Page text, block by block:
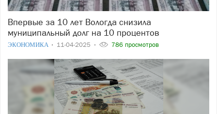
Впервые за 10 лет Вологда снизила
муниципальный долг на 10 процентов
ЭКОНОМИКА 11-04-2025 786 просмотров